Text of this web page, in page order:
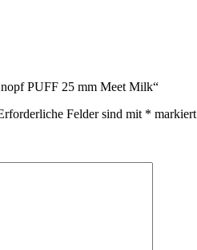
PUFF 25 mm Meet Milk“
Felder sind mit * markiert